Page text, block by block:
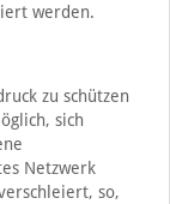
werden.
zu schützen
sich
Netzwerk
so,